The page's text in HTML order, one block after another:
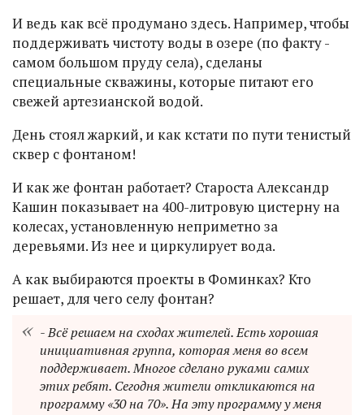
И ведь как всё продумано здесь. Например, чтобы
поддерживать чистоту воды в озере (по факту -
самом большом пруду села), сделаны
специальные скважины, которые питают его
свежей артезианской водой.
День стоял жаркий, и как кстати по пути тенистый
сквер с фонтаном!
И как же фонтан работает? Староста Александр
Кашин показывает на 400-литровую цистерну на
колесах, установленную неприметно за
деревьями. Из нее и циркулирует вода.
А как выбираются проекты в Фоминках? Кто
решает, для чего селу фонтан?
- Всё решаем на сходах жителей. Есть хорошая
инициативная группа, которая меня во всем
поддерживает. Многое сделано руками самих
этих ребят. Сегодня жители откликаются на
программу «30 на 70». На эту программу у меня